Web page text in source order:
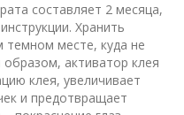
составляет 2 месяца,
Хранить
темном месте, куда не
активатор клея
клея, увеличивает
и предотвращает